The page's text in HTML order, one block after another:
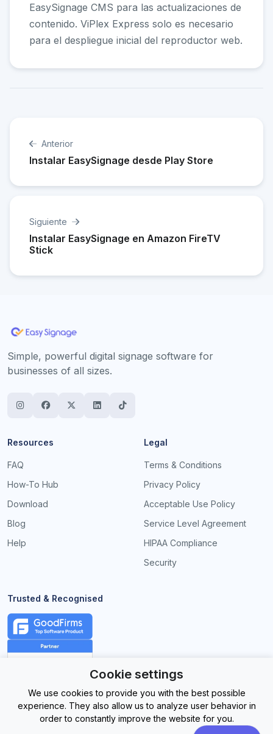
EasySignage CMS para las actualizaciones de
contenido. ViPlex Express solo es necesario
para el despliegue inicial del reproductor web.
Anterior
Instalar EasySignage desde Play Store
Siguiente
Instalar EasySignage en Amazon FireTV
Stick
Simple, powerful digital signage software for
businesses of all sizes.
Resources
FAQ
How-To Hub
Download
Blog
Help
Legal
Terms & Conditions
Privacy Policy
Acceptable Use Policy
Service Level Agreement
HIPAA Compliance
Security
Trusted & Recognised
Cookie settings
We use cookies to provide you with the best possible
experience. They also allow us to analyze user behavior in
order to constantly improve the website for you.